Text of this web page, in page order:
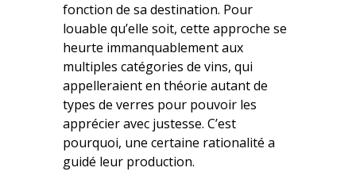
fonction de sa destination. Pour
louable qu’elle soit, cette approche se
heurte immanquablement aux
multiples catégories de vins, qui
appelleraient en théorie autant de
types de verres pour pouvoir les
apprécier avec justesse. C’est
pourquoi, une certaine rationalité a
guidé leur production.